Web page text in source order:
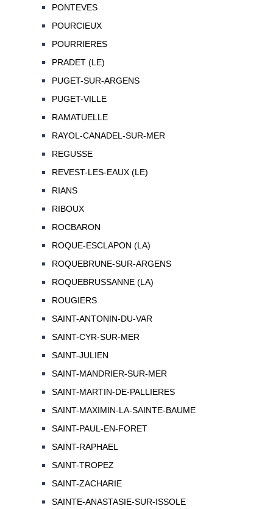
PONTEVES
POURCIEUX
POURRIERES
PRADET (LE)
PUGET-SUR-ARGENS
PUGET-VILLE
RAMATUELLE
RAYOL-CANADEL-SUR-MER
REGUSSE
REVEST-LES-EAUX (LE)
RIANS
RIBOUX
ROCBARON
ROQUE-ESCLAPON (LA)
ROQUEBRUNE-SUR-ARGENS
ROQUEBRUSSANNE (LA)
ROUGIERS
SAINT-ANTONIN-DU-VAR
SAINT-CYR-SUR-MER
SAINT-JULIEN
SAINT-MANDRIER-SUR-MER
SAINT-MARTIN-DE-PALLIERES
SAINT-MAXIMIN-LA-SAINTE-BAUME
SAINT-PAUL-EN-FORET
SAINT-RAPHAEL
SAINT-TROPEZ
SAINT-ZACHARIE
SAINTE-ANASTASIE-SUR-ISSOLE